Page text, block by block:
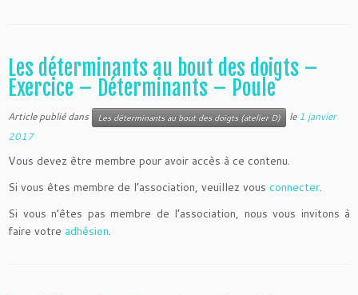
Les déterminants au bout des doigts –
Exercice – Déterminants – Poule
Article publié dans Les déterminants au bout des doigts (atelier D) le1 janvier
2017
Vous devez être membre pour avoir accès à ce contenu.
Si vous êtes membre de l’association, veuillez vous connecter.
Si vous n’êtes pas membre de l’association, nous vous invitons à
faire votre adhésion.